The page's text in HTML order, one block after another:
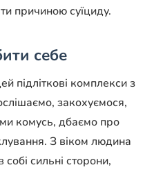
причиною суїциду.
себе
підліткові комплекси з
закохуємося,
комусь, дбаємо про
З віком людина
сильні сторони,